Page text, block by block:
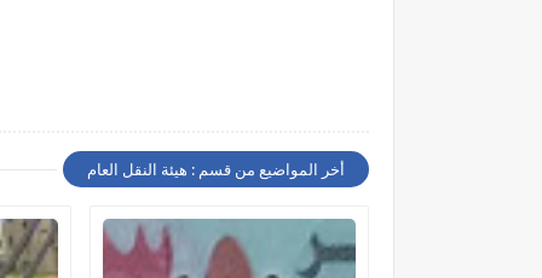
أخر المواضيع من قسم : هيئة النقل العام